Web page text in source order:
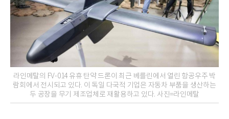
라인메탈의 FV-014 유휴 탄약 드론이 최근 베를린에서 열린 항공우주 박
람회에서 전시되고 있다. 이 독일 다국적 기업은 자동차 부품을 생산하는
두 공장을 무기 제조업체로 재활용하고 있다. 사진=라인메탈